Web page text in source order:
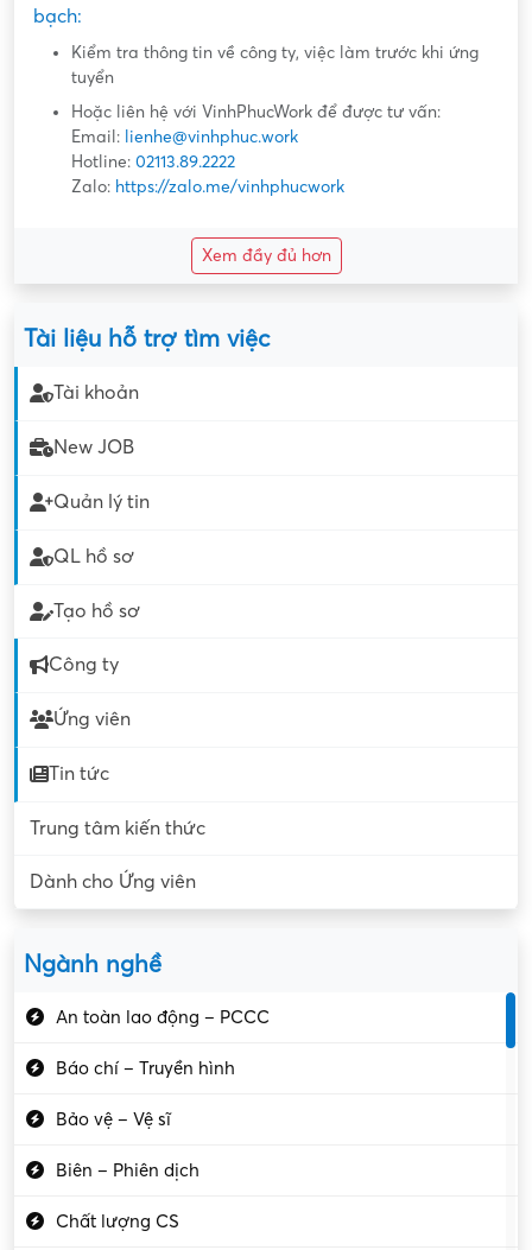
bạch:
Kiểm tra thông tin về công ty, việc làm trước khi ứng
tuyển
Hoặc liên hệ với VinhPhucWork để được tư vấn:
Email: lienhe@vinhphuc.work
Hotline: 02113.89.2222
Zalo: https://zalo.me/vinhphucwork
Xem đầy đủ hơn
Tài liệu hỗ trợ tìm việc
Tài khoản
New JOB
Quản lý tin
QL hồ sơ
Tạo hồ sơ
Công ty
Ứng viên
Tin tức
Trung tâm kiến thức
Dành cho Ứng viên
Ngành nghề
An toàn lao động – PCCC
Báo chí – Truyền hình
Bảo vệ – Vệ sĩ
Biên – Phiên dịch
Chất lượng CS